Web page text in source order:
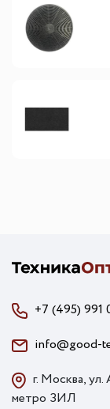
+7 (495) 991
info@good-
г. Москва,
метро ЗИЛ